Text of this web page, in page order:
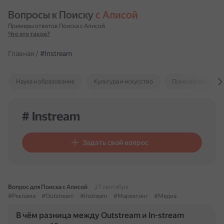
Вопросы к Поиску с Алисой
Примеры ответов Поиска с Алисой
Что это такое?
Главная / #Instream
Наука и образование Культура и искусство Психология и
# Instream
Задать свой вопрос
Вопрос для Поиска с Алисой
27 сентября
#Реклама
#Outstream #Instream #Маркетинг #Медиа
В чём разница между Outstream и In-stream